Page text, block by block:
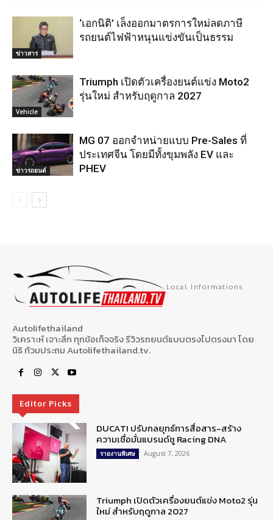
ข่าวสาร
‘เอกนิติ’ เล็งออกมาตรการใหม่ลดภาษี
รถยนต์ไฟฟ้าหนุนแข่งขันเป็นธรรม
Vehicle
Triumph เปิดตัวเครื่องยนต์แข่ง Moto2
รุ่นใหม่ สำหรับฤดูกาล 2027
ข่าวรถยนต์
MG 07 ออกจำหน่ายแบบ Pre-Sales ที่
ประเทศจีน โดยมีทั้งขุมพลัง EV และ
PHEV
Local Informations
Autolifethailand
วิเคราะห์ เจาะลึก ทุกข้อเท็จจริง รีวิวรถยนต์แบบตรงไปตรงมา โดย
นิธิ ท้วมประถม Autolifethailand.tv.
Editor Picks
DUCATI ปรับกลยุทธ์การสื่อสาร-สร้าง
ความเชื่อมั่นแบรนด์ชู Racing DNA
รายงานพิเศษ August 7, 2026
Triumph เปิดตัวเครื่องยนต์แข่ง Moto2 รุ่น
ใหม่ สำหรับฤดูกาล 2027